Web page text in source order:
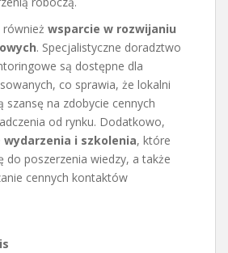
również wsparcie w rozwijaniu
. Specjalistyczne doradztwo
są dostępne dla
co sprawia, że lokalni
szansę na zdobycie cennych
od rynku. Dodatkowo,
wydarzenia i szkolenia, które
do poszerzenia wiedzy, a także
cennych kontaktów